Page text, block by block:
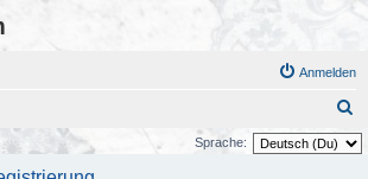
Anmelden
u
Sprache: